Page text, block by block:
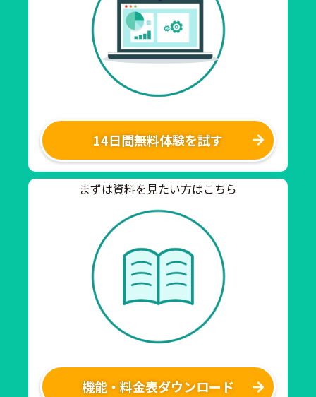
14日間無料体験を試す
まずは資料を見たい方はこちら
機能・料金表ダウンロード